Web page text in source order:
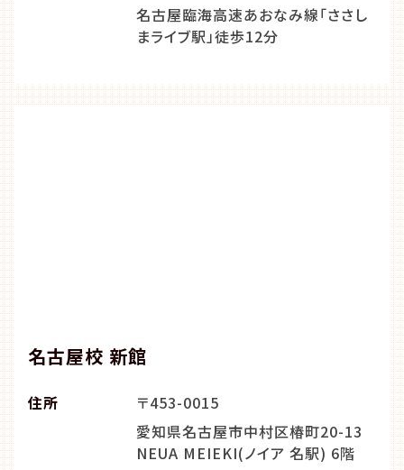
名古屋臨海高速あおなみ線「ささし
まライブ駅」徒歩12分
名古屋校 新館
住所
〒453-0015
愛知県名古屋市中村区椿町20-13
NEUA MEIEKI(ノイア 名駅) 6階